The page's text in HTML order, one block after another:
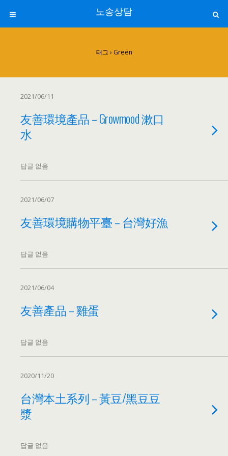
노송상담
태그 › Green
2021/06/11
友善環境產品–Growmood 漱口
水
답글 없음
2021/06/07
友善環境購物平臺 – 台灣好漁
답글 없음
2021/06/04
友善產品 – 雞蛋
답글 없음
2020/11/20
台灣本土系列 – 黃豆/黑豆豆
漿
답글 없음